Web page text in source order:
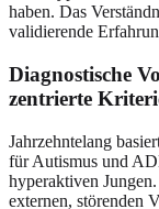
haben. Das
validierende
Diagnostische
zentrierte
Jahrzehntelang
für Autismus und
hyperaktiven
externen, störenden